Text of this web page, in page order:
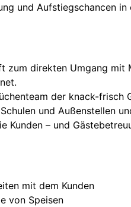
und Aufstiegschancen
zum direkten Umgang
der knack-frisch
und Außenstellen
Kunden – und
mit dem Kunden
von Speisen